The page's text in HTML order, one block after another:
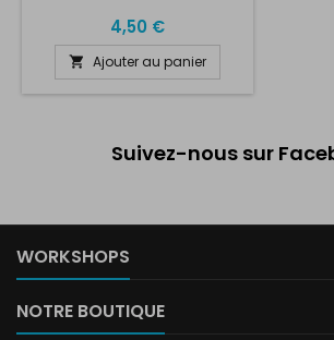
4,50 €
 Ajouter au panier
Suivez-nous sur
WORKSHOPS
NOTRE BOUTIQUE